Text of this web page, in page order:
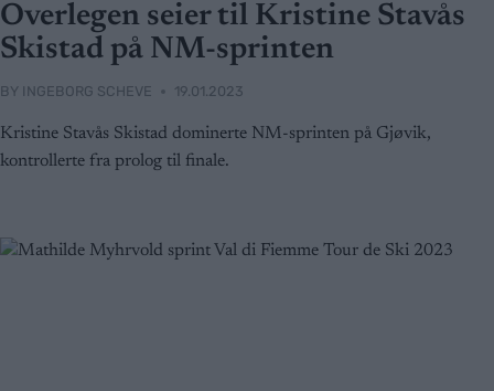
Overlegen seier til Kristine Stavås
Skistad på NM-sprinten
BY INGEBORG SCHEVE 19.01.2023
Kristine Stavås Skistad dominerte NM-sprinten på Gjøvik,
kontrollerte fra prolog til finale.